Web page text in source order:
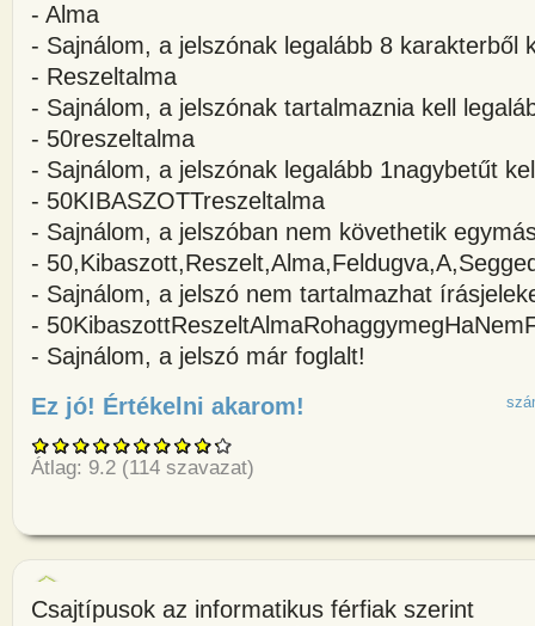
- Alma
- Sajnálom, a jelszónak legalább 8 karakterből
- Reszeltalma
- Sajnálom, a jelszónak tartalmaznia kell
- 50reszeltalma
- Sajnálom, a jelszónak legalább 1nagybetűt
- 50KIBASZOTTreszeltalma
- Sajnálom, a jelszóban nem követhetik
-
- Sajnálom, a jelszó nem tartalmazhat
-
- Sajnálom, a jelszó már foglalt!
Ez jó! Értékelni akarom! about - Kérem, adja meg
Átlag: 9.2 (114 szavazat)
Csajtípusok az informatikus férfiak szerint